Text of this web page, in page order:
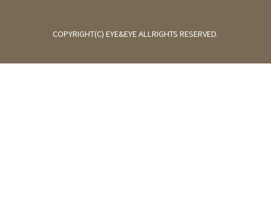
COPYRIGHT(C) EYE&EYE ALLRIGHTS RESERVED.